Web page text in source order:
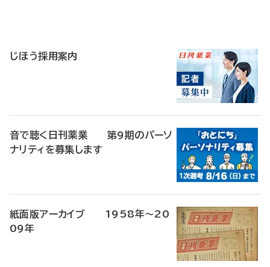
じほう採用案内
音で聴く日刊薬業 第9期のパーソ
ナリティを募集します
紙面版アーカイブ 1958年～20
09年